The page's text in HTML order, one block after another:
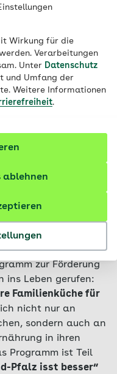
Wirkung für die
Verarbeitungen
Unter Datenschutz
und Umfang der
Weitere Informationen
.
ablehnen
gesund
hat in
pfälzischen
zur Förderung
ins Leben gerufen:
Familienküche für
nicht nur an
sondern auch an
in ihren
Programm ist Teil
Pfalz isst besser“